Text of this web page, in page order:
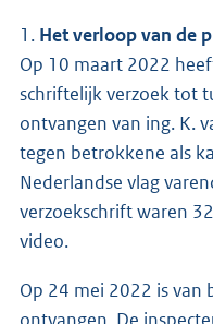
1. Het verloop van de
Op 10 maart 2022
schriftelijk verzoek tot
ontvangen van ing. K.
tegen betrokkene als
Nederlandse vlag
verzoekschrift waren
video.
Op 24 mei 2022 is van